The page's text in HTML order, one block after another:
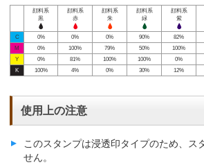
顔料系
黒
顔料系
赤
顔料系
朱
顔料系
緑
顔料系
紫
C 0% 0% 0% 90% 82%
M
0% 100% 79% 50% 100%
Y
0% 81% 100% 100% 0%
K
100% 4% 0% 30% 12%
使用上の注意
このスタンプは浸透印タイプのため、ス
せん。